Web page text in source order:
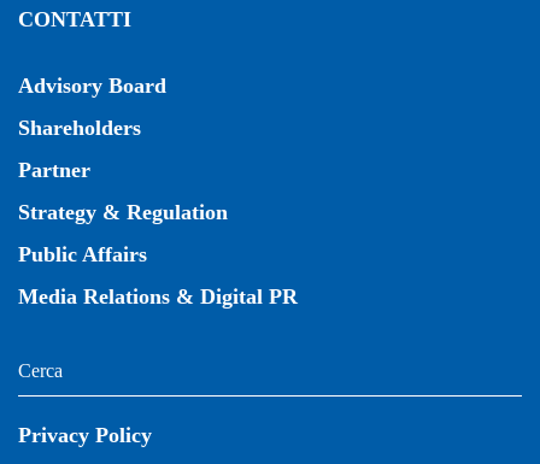
CONTATTI
Advisory Board
Shareholders
Partner
Strategy & Regulation
Public Affairs
Media Relations & Digital PR
Privacy Policy